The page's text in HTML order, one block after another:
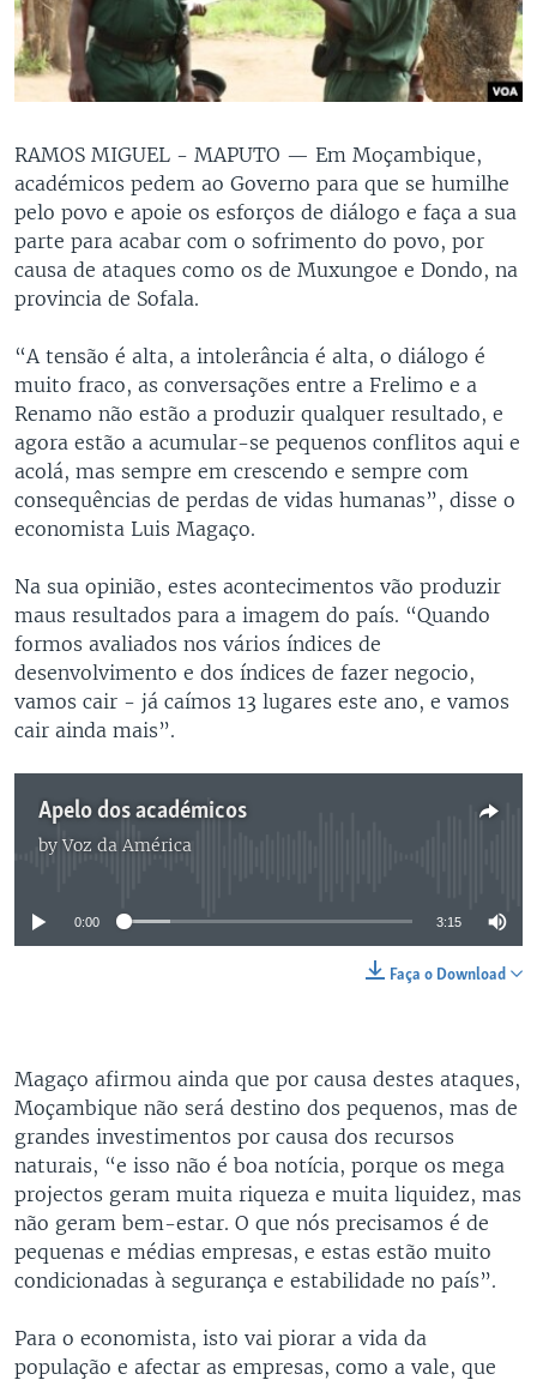
RAMOS MIGUEL - MAPUTO — Em Moçambique,
académicos pedem ao Governo para que se humilhe
pelo povo e apoie os esforços de diálogo e faça a sua
parte para acabar com o sofrimento do povo, por
causa de ataques como os de Muxungoe e Dondo, na
provincia de Sofala.
“A tensão é alta, a intolerância é alta, o diálogo é
muito fraco, as conversações entre a Frelimo e a
Renamo não estão a produzir qualquer resultado, e
agora estão a acumular-se pequenos conflitos aqui e
acolá, mas sempre em crescendo e sempre com
consequências de perdas de vidas humanas”, disse o
economista Luis Magaço.
Na sua opinião, estes acontecimentos vão produzir
maus resultados para a imagem do país. “Quando
formos avaliados nos vários índices de
desenvolvimento e dos índices de fazer negocio,
vamos cair - já caímos 13 lugares este ano, e vamos
cair ainda mais”.
Apelo dos académicos
byVoz da América
No media source currently available
0:00 3:15
Faça o Download
Magaço afirmou ainda que por causa destes ataques,
Moçambique não será destino dos pequenos, mas de
grandes investimentos por causa dos recursos
naturais, “e isso não é boa notícia, porque os mega
projectos geram muita riqueza e muita liquidez, mas
não geram bem-estar. O que nós precisamos é de
pequenas e médias empresas, e estas estão muito
condicionadas à segurança e estabilidade no país”.
Para o economista, isto vai piorar a vida da
população e afectar as empresas, como a vale, que